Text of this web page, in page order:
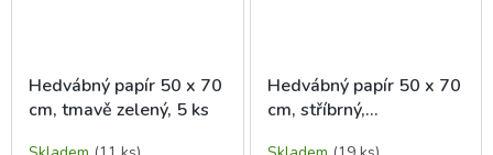
Hedvábný papír 50 x 70
cm, tmavě zelený, 5 ks
Hedvábný papír 50 x 70
cm, stříbrný,